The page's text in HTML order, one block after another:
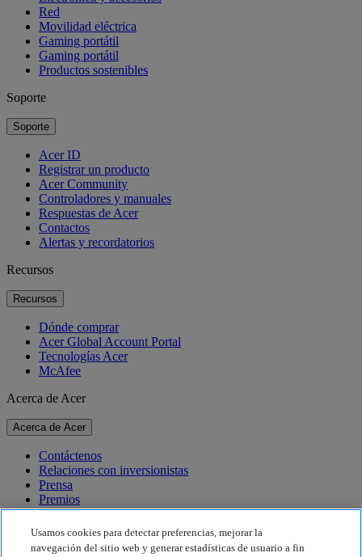
Red
Movilidad eléctrica
Gaming portátil
Gaming portátil
Productos sostenibles
Soporte
Soporte
Acer ID
Registrar un producto
Acer Community
Controladores y manuales
Respuestas de Acer
Contactos
Alertas y recordatorios
Recursos
Recursos
Dónde comprar
Acer Global Account Portal
Tecnologías Acer
McAfee
Acerca de Acer
Acerca de Acer
Contáctenos
Relaciones con inversionistas
Prensa
Premios
Eventos
Sostenibilidad
Usamos cookies para detectar preferencias, mejorar la
navegación del sitio web y generar estadísticas de usuario a fin